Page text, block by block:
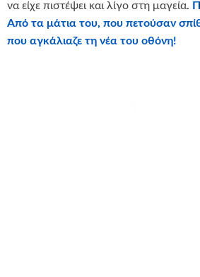
να είχε πιστέψει και λίγο στη μαγεία.
Από τα μάτια του, που πετούσαν
που αγκάλιαζε τη νέα του οθόνη!